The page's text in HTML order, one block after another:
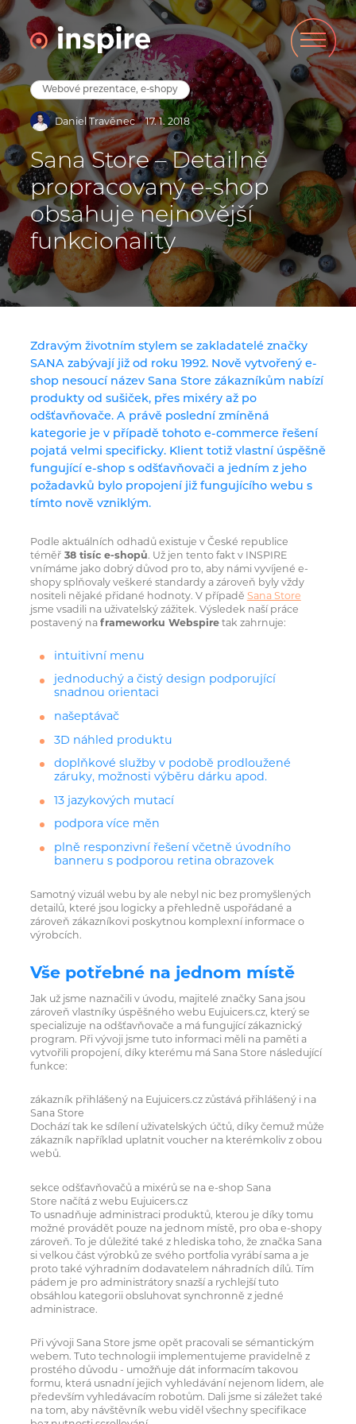
Webové prezentace, e-shopy
Daniel Travěnec 17. 1. 2018
Sana Store – Detailně
propracovaný e-shop
obsahuje nejnovější
funkcionality
Zdravým životním stylem se zakladatelé značky
SANA zabývají již od roku 1992. Nově vytvořený e-
shop nesoucí název Sana Store zákazníkům nabízí
produkty od sušiček, přes mixéry až po
odšťavňovače. A právě poslední zmíněná
kategorie je v případě tohoto e-commerce řešení
pojatá velmi specificky. Klient totiž vlastní úspěšně
fungující e-shop s odšťavňovači a jedním z jeho
požadavků bylo propojení již fungujícího webu s
tímto nově vzniklým.
Podle aktuálních odhadů existuje v České republice
téměř38 tisíc e-shopů. Už jen tento fakt v INSPIRE
vnímáme jako dobrý důvod pro to, aby námi vyvíjené e-
shopy splňovaly veškeré standardy a zároveň byly vždy
nositeli nějaké přidané hodnoty. V případě Sana Store
jsme vsadili na uživatelský zážitek. Výsledek naší práce
postavený na frameworku Webspiretak zahrnuje:
intuitivní menu
jednoduchý a čistý design podporující
snadnou orientaci
našeptávač
3D náhled produktu
doplňkové služby v podobě prodloužené
záruky, možnosti výběru dárku apod.
13 jazykových mutací
podpora více měn
plně responzivní řešení včetně úvodního
banneru s podporou retina obrazovek
Samotný vizuál webu by ale nebyl nic bez promyšlených
detailů, které jsou logicky a přehledně uspořádané a
zároveň zákazníkovi poskytnou komplexní informace o
výrobcích.
Vše potřebné na jednom místě
Jak už jsme naznačili v úvodu, majitelé značky Sana jsou
zároveň vlastníky úspěšného webu Eujuicers.cz, který se
specializuje na odšťavňovače a má fungující zákaznický
program. Při vývoji jsme tuto informaci měli na paměti a
vytvořili propojení, díky kterému má Sana Store následující
funkce:
zákazník přihlášený na Eujuicers.cz zůstává přihlášený i na
Sana Store
Dochází tak ke sdílení uživatelských účtů, díky čemuž může
zákazník například uplatnit voucher na kterémkoliv z obou
webů.
sekce odšťavňovačů a mixérů se na e-shop Sana
Store načítá z webu Eujuicers.cz
To usnadňuje administraci produktů, kterou je díky tomu
možné provádět pouze na jednom místě, pro oba e-shopy
zároveň. To je důležité také z hlediska toho, že značka Sana
si velkou část výrobků ze svého portfolia vyrábí sama a je
proto také výhradním dodavatelem náhradních dílů. Tím
pádem je pro administrátory snazší a rychlejší tuto
obsáhlou kategorii obsluhovat synchronně z jedné
administrace.
Při vývoji Sana Store jsme opět pracovali se sémantickým
webem. Tuto technologii implementujeme pravidelně z
prostého důvodu - umožňuje dát informacím takovou
formu, která usnadní jejich vyhledávání nejenom lidem, ale
především vyhledávacím robotům. Dali jsme si záležet také
na tom, aby návštěvník webu viděl všechny specifikace